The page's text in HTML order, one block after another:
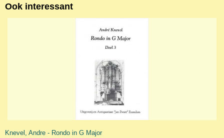
Ook interessant
Knevel, Andre - Rondo in G Major